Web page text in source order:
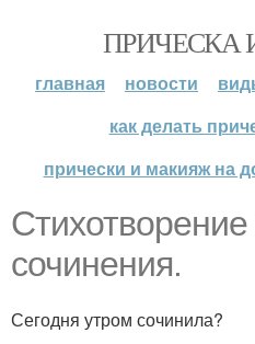
главная новости
как делать
прически и макияж на
Стихотворение
сочинения.
Сегодня утром сочинила?